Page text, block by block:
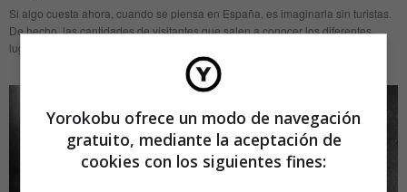
Si algo cuesta ahora, cuando se piensa en España, es imaginarla sin turistas.
De hecho, las cantidades de visitantes que salen a conocer los diferentes
lugares del país son muy elevadas: las
Yorokobu ofrece un modo de navegación
gratuito, mediante la aceptación de
cookies con los siguientes fines: